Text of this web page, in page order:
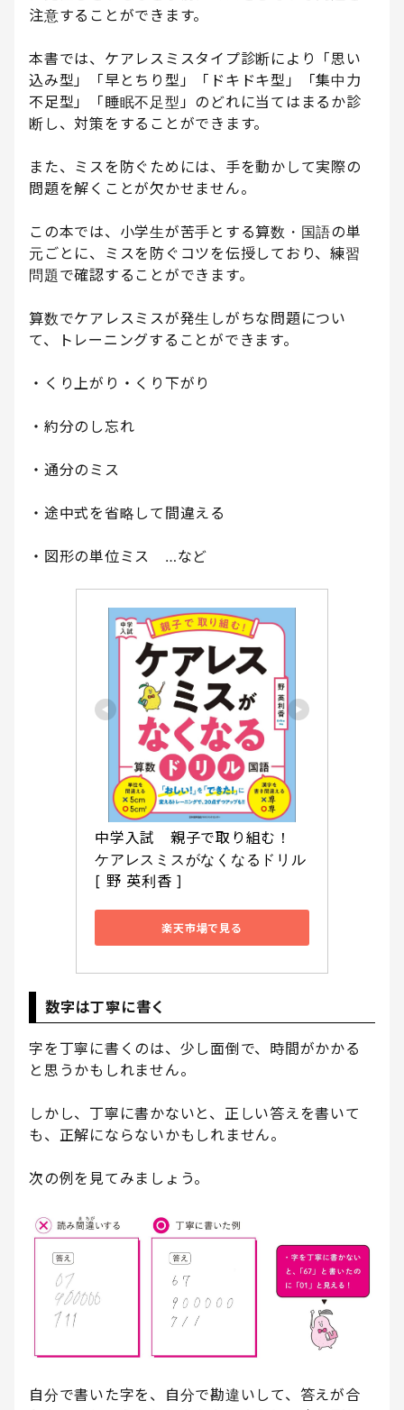
注意することができます。
本書では、ケアレスミスタイプ診断により「思い
込み型」「早とちり型」「ドキドキ型」「集中力
不足型」「睡眠不足型」のどれに当てはまるか診
断し、対策をすることができます。
また、ミスを防ぐためには、手を動かして実際の
問題を解くことが欠かせません。
この本では、小学生が苦手とする算数・国語の単
元ごとに、ミスを防ぐコツを伝授しており、練習
問題で確認することができます。
算数でケアレスミスが発生しがちな問題につい
て、トレーニングすることができます。
・くり上がり・くり下がり
・約分のし忘れ
・通分のミス
・途中式を省略して間違える
・図形の単位ミス …など
中学入試　親子で取り組む！
ケアレスミスがなくなるドリル
[ 野 英利香 ]
楽天市場で見る
数字は丁寧に書く
字を丁寧に書くのは、少し面倒で、時間がかかる
と思うかもしれません。
しかし、丁寧に書かないと、正しい答えを書いて
も、正解にならないかもしれません。
次の例を見てみましょう。
自分で書いた字を、自分で勘違いして、答えが合